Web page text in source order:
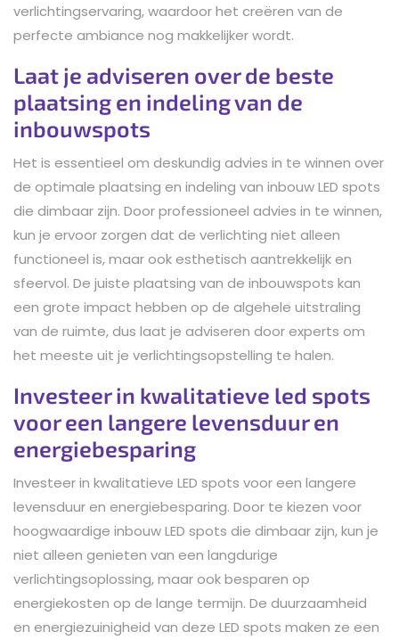
verlichtingservaring, waardoor het creëren van de
perfecte ambiance nog makkelijker wordt.
Laat je adviseren over de beste
plaatsing en indeling van de
inbouwspots
Het is essentieel om deskundig advies in te winnen over
de optimale plaatsing en indeling van inbouw LED spots
die dimbaar zijn. Door professioneel advies in te winnen,
kun je ervoor zorgen dat de verlichting niet alleen
functioneel is, maar ook esthetisch aantrekkelijk en
sfeervol. De juiste plaatsing van de inbouwspots kan
een grote impact hebben op de algehele uitstraling
van de ruimte, dus laat je adviseren door experts om
het meeste uit je verlichtingsopstelling te halen.
Investeer in kwalitatieve led spots
voor een langere levensduur en
energiebesparing
Investeer in kwalitatieve LED spots voor een langere
levensduur en energiebesparing. Door te kiezen voor
hoogwaardige inbouw LED spots die dimbaar zijn, kun je
niet alleen genieten van een langdurige
verlichtingsoplossing, maar ook besparen op
energiekosten op de lange termijn. De duurzaamheid
en energiezuinigheid van deze LED spots maken ze een